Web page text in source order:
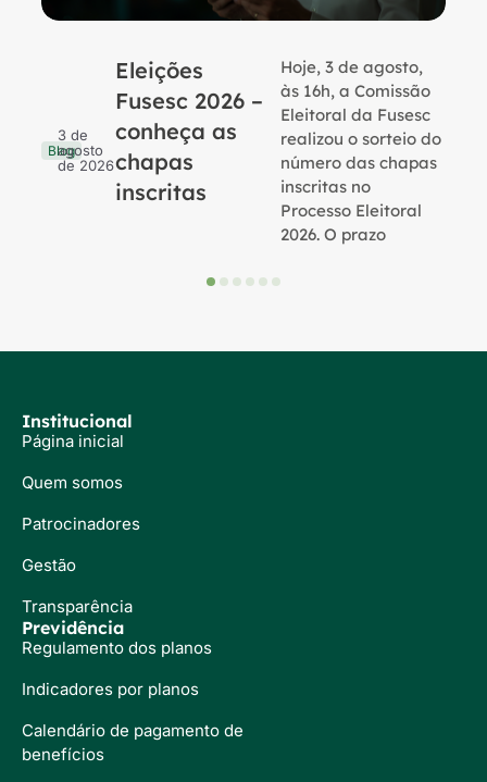
Blog
3 de
agosto
de 2026
Eleições
Fusesc 2026 –
conheça as
chapas
inscritas
Hoje, 3 de agosto,
às 16h, a Comissão
Eleitoral da Fusesc
realizou o sorteio do
número das chapas
inscritas no
Processo Eleitoral
2026. O prazo
Institucional
Página inicial
Quem somos
Patrocinadores
Gestão
Transparência
Previdência
Regulamento dos planos
Indicadores por planos
Calendário de pagamento de
benefícios